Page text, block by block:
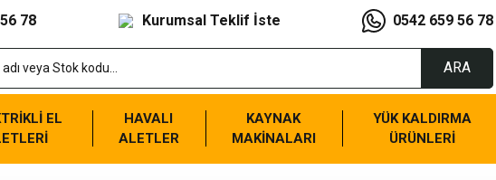
78 Kurumsal Teklif İste 0542 659 56 78
ARA
EL
HAVALI
ALETLER
KAYNAK
MAKİNALARI
YÜK KALDIRMA
ÜRÜNLERİ